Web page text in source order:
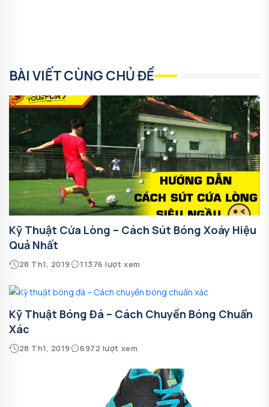
BÀI VIẾT CÙNG CHỦ ĐỀ
Kỹ Thuật Cứa Lòng – Cách Sút Bóng Xoáy Hiệu
Quả Nhất
28 Th1, 2019 11376 lượt xem
Kỹ Thuật Bóng Đá – Cách Chuyền Bóng Chuẩn
Xác
28 Th1, 2019 6972 lượt xem